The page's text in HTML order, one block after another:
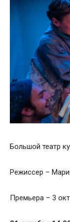
Большой театр
Режиссер –
Премьера – 3